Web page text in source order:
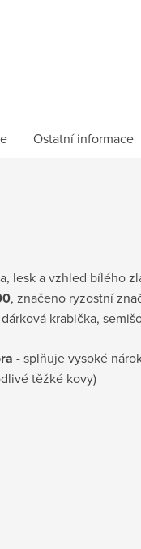
Ostatní informace
lesk a vzhled bílého
, značeno ryzostní
krabička,
- splňuje vysoké
těžké kovy)